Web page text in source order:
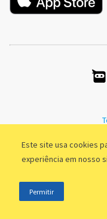
Este site usa cookies
experiência em nosso
Permitir
©2011 - 2026, GetNinjas
Fernandes Coelho,